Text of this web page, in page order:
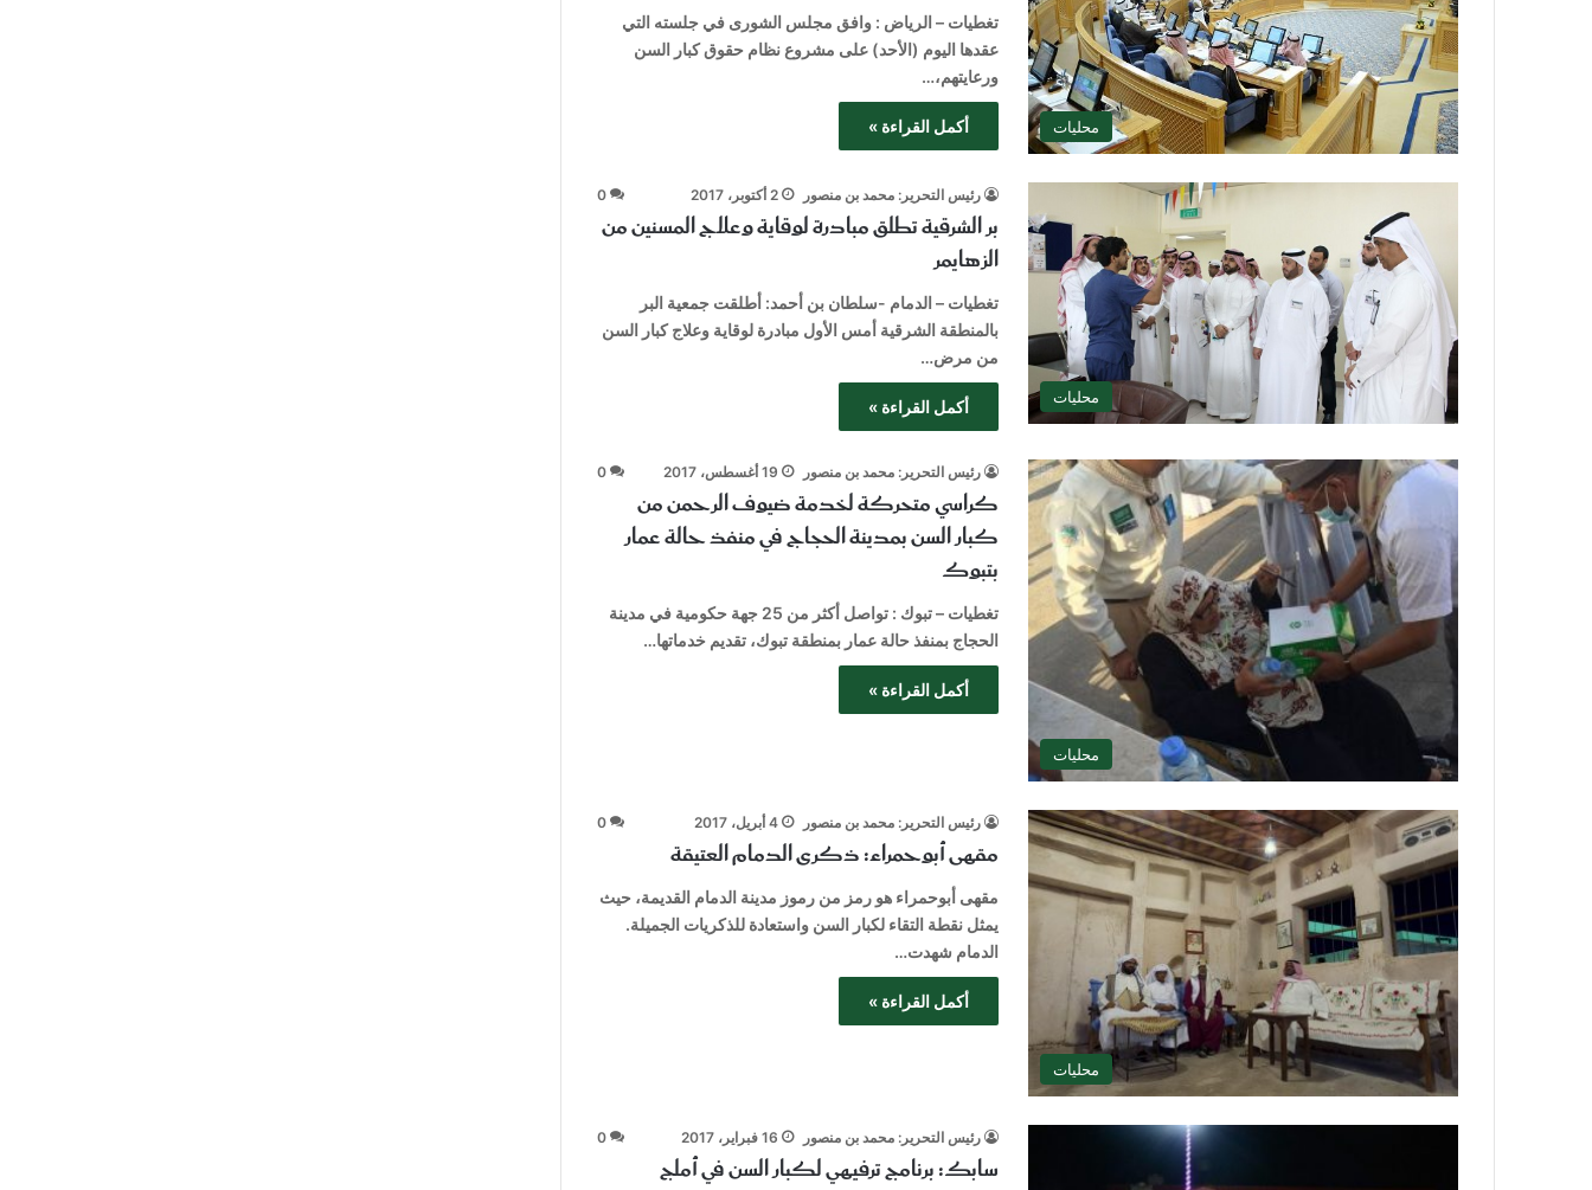
محليات
تغطيات – الرياض : وافق مجلس الشورى في جلسته التي
عقدها اليوم (الأحد) على مشروع نظام حقوق كبار السن
ورعايتهم،…
أكمل القراءة »
محليات
رئيس التحرير: محمد بن منصور 2 أكتوبر، 2017 0
بر الشرقية تطلق مبادرة لوقاية وعلاج المسنين من
الزهايمر
تغطيات – الدمام -سلطان بن أحمد: أطلقت جمعية البر
بالمنطقة الشرقية أمس الأول مبادرة لوقاية وعلاج كبار السن
من مرض…
أكمل القراءة »
محليات
رئيس التحرير: محمد بن منصور 19 أغسطس، 2017 0
كراسي متحركة لخدمة ضيوف الرحمن من
كبار السن بمدينة الحجاج في منفذ حالة عمار
بتبوك
تغطيات – تبوك : تواصل أكثر من 25 جهة حكومية في مدينة
الحجاج بمنفذ حالة عمار بمنطقة تبوك، تقديم خدماتها…
أكمل القراءة »
محليات
رئيس التحرير: محمد بن منصور 4 أبريل، 2017 0
مقهى أبوحمراء: ذكرى الدمام العتيقة
مقهى أبوحمراء هو رمز من رموز مدينة الدمام القديمة، حيث
يمثل نقطة التقاء لكبار السن واستعادة للذكريات الجميلة.
الدمام شهدت…
أكمل القراءة »
رئيس التحرير: محمد بن منصور 16 فبراير، 2017 0
سابك: برنامج ترفيهي لكبار السن في أملج